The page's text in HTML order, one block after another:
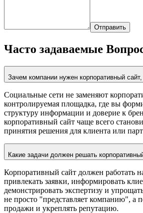
Отправить
Часто задаваемые
Зачем компании нужен корпоративный
Социальные сети не заменяют
контролируемая площадка, где вы
структуру информации и доверие к
корпоративный сайт чаще всего
принятия решения для клиента или
Какие задачи должен решать
Корпоративный сайт должен работать
привлекать заявки, информировать
демонстрировать экспертизу и
не просто "представляет компанию", а
продажи и укреплять репутацию.